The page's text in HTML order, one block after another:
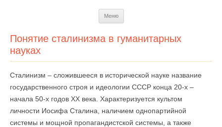
Меню
Понятие сталинизма в гуманитарных
науках
Сталинизм – сложившееся в исторической науке название
государственного строя и идеологии СССР конца 20-х –
начала 50-х годов ХХ века. Характеризуется культом
личности Иосифа Сталина, наличием однопартийной
системы и мощной пропагандистской системы, а также